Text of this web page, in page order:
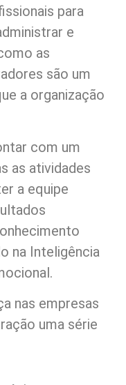
para
e
as
são um
a organização
com um
as atividades
a equipe
na Inteligência
nas empresas
uma série